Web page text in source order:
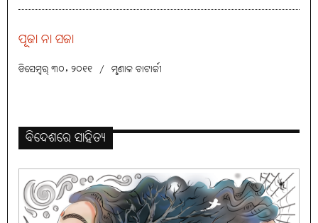
ପୂଜା ନା ସଜା
ଡିସେମ୍ବର୍ ୩୦, ୨୦୧୧ / ମୃଣାଳ ଚାଟାର୍ଜୀ
ବିଦେଶରେ ସାହିତ୍ୟ